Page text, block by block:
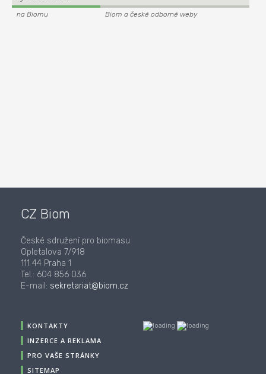
na Biomu Biom a české odborné weby
CZ Biom
České sdružení pro biomasu
Opletalova 7/918
111 44 Praha 1
Tel.: 604 856 036
E-mail: sekretariat@biom.cz
KONTAKTY
INZERCE A REKLAMA
PRO VAŠE STRÁNKY
SITEMAP